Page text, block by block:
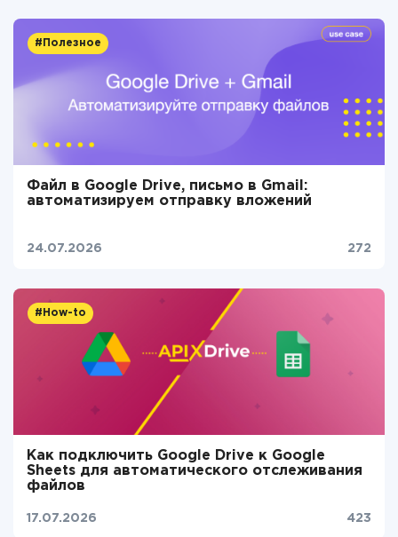
#Полезное
Файл в Google Drive, письмо в Gmail:
автоматизируем отправку вложений
24.07.2026 272
#How-to
Как подключить Google Drive к Google
Sheets для автоматического отслеживания
файлов
17.07.2026 423